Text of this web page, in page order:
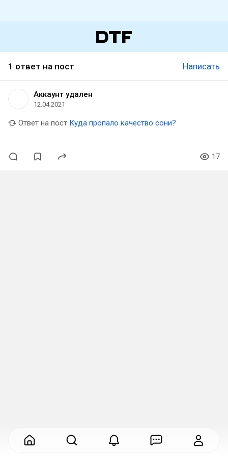
1 ответ на пост Написать
Аккаунт удален
12.04.2021
Ответ на пост Куда пропало качество сони?
17